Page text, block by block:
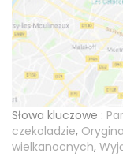
Słowa kluczowe :
czekoladzie,
wielkanocnych,